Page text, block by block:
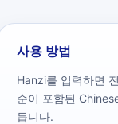
사용 방법
Hanzi를 입력하면
순이 포함된
듭니다.